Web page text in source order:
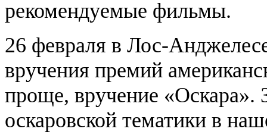
рекомендуемые фильмы.
26 февраля в Лос-
вручения премий
проще, вручение «Оскара».
оскаровской тематики в